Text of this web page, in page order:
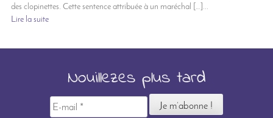
des clopinettes. Cette sentence attribuée à un maréchal […]...
Lire la suite
Nouillezes plus tard
E-
mail